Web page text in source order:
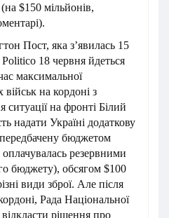
$150 мільйонів,
Пост, яка з’явилась 15
Politico 18 червня йдеться
максимальної
військ на кордоні з
ситуації на фронті Білий
надати Україні додаткову
бюджетом
резервними
бюджету), обсягом $100
види зброї. Але після
Рада Національної
рішення про